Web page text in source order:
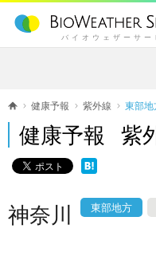
バイオウェザーサー
健康予報 紫外線 東部地
健康予報 紫
神奈川 東部地方